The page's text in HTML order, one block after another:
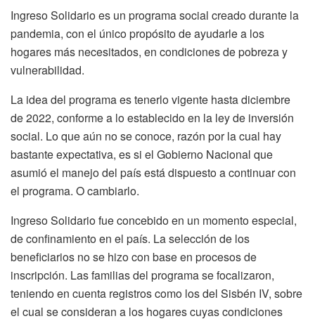
Ingreso Solidario es un programa social creado durante la
pandemia, con el único propósito de ayudarle a los
hogares más necesitados, en condiciones de pobreza y
vulnerabilidad.
La idea del programa es tenerlo vigente hasta diciembre
de 2022, conforme a lo establecido en la ley de inversión
social. Lo que aún no se conoce, razón por la cual hay
bastante expectativa, es si el Gobierno Nacional que
asumió el manejo del país está dispuesto a continuar con
el programa. O cambiarlo.
Ingreso Solidario fue concebido en un momento especial,
de confinamiento en el país. La selección de los
beneficiarios no se hizo con base en procesos de
inscripción. Las familias del programa se focalizaron,
teniendo en cuenta registros como los del Sisbén IV, sobre
el cual se consideran a los hogares cuyas condiciones